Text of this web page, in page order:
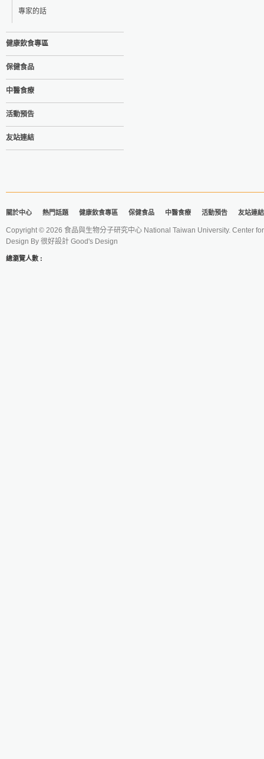
專家的話
健康飲食專區
保健食品
中醫食療
活動預告
友站連結
關於中心 熱門話題 健康飲食專區 保健食品 中醫食療 活動預告 友站連結
Copyright © 2026 食品與生物分子研究中心 National Taiwan University. Center
Design By 很好設計 Good's Design
總瀏覽人數 :